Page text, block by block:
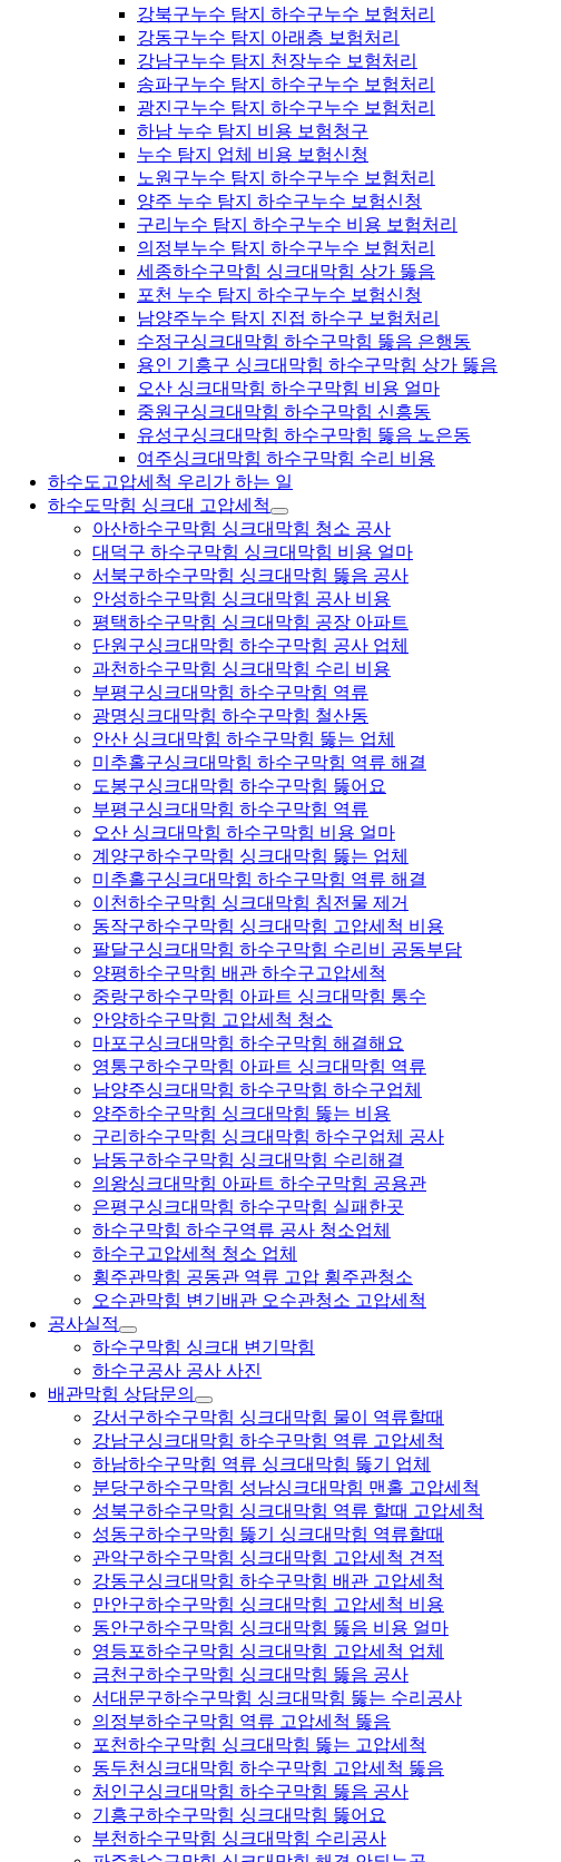
강북구누수 탐지 하수구누수 보험처리
강동구누수 탐지 아래층 보험처리
강남구누수 탐지 천장누수 보험처리
송파구누수 탐지 하수구누수 보험처리
광진구누수 탐지 하수구누수 보험처리
하남 누수 탐지 비용 보험청구
누수 탐지 업체 비용 보험신청
노원구누수 탐지 하수구누수 보험처리
양주 누수 탐지 하수구누수 보험신청
구리누수 탐지 하수구누수 비용 보험처리
의정부누수 탐지 하수구누수 보험처리
세종하수구막힘 싱크대막힘 상가 뚫음
포천 누수 탐지 하수구누수 보험신청
남양주누수 탐지 진접 하수구 보험처리
수정구싱크대막힘 하수구막힘 뚫음 은행동
용인 기흥구 싱크대막힘 하수구막힘 상가 뚫음
오산 싱크대막힘 하수구막힘 비용 얼마
중원구싱크대막힘 하수구막힘 신흥동
유성구싱크대막힘 하수구막힘 뚫음 노은동
여주싱크대막힘 하수구막힘 수리 비용
하수도고압세척 우리가 하는 일
하수도막힘 싱크대 고압세척
아산하수구막힘 싱크대막힘 청소 공사
대덕구 하수구막힘 싱크대막힘 비용 얼마
서북구하수구막힘 싱크대막힘 뚫음 공사
안성하수구막힘 싱크대막힘 공사 비용
평택하수구막힘 싱크대막힘 공장 아파트
단원구싱크대막힘 하수구막힘 공사 업체
과천하수구막힘 싱크대막힘 수리 비용
부평구싱크대막힘 하수구막힘 역류
광명싱크대막힘 하수구막힘 철산동
안산 싱크대막힘 하수구막힘 뚫는 업체
미추홀구싱크대막힘 하수구막힘 역류 해결
도봉구싱크대막힘 하수구막힘 뚫어요
부평구싱크대막힘 하수구막힘 역류
오산 싱크대막힘 하수구막힘 비용 얼마
계양구하수구막힘 싱크대막힘 뚫는 업체
미추홀구싱크대막힘 하수구막힘 역류 해결
이천하수구막힘 싱크대막힘 침전물 제거
동작구하수구막힘 싱크대막힘 고압세척 비용
팔달구싱크대막힘 하수구막힘 수리비 공동부담
양평하수구막힘 배관 하수구고압세척
중랑구하수구막힘 아파트 싱크대막힘 통수
안양하수구막힘 고압세척 청소
마포구싱크대막힘 하수구막힘 해결해요
영통구하수구막힘 아파트 싱크대막힘 역류
남양주싱크대막힘 하수구막힘 하수구업체
양주하수구막힘 싱크대막힘 뚫는 비용
구리하수구막힘 싱크대막힘 하수구업체 공사
남동구하수구막힘 싱크대막힘 수리해결
의왕싱크대막힘 아파트 하수구막힘 공용관
은평구싱크대막힘 하수구막힘 실패한곳
하수구막힘 하수구역류 공사 청소업체
하수구고압세척 청소 업체
횡주관막힘 공동관 역류 고압 횡주관청소
오수관막힘 변기배관 오수관청소 고압세척
공사실적
하수구막힘 싱크대 변기막힘
하수구공사 공사 사진
배관막힘 상담문의
강서구하수구막힘 싱크대막힘 물이 역류할때
강남구싱크대막힘 하수구막힘 역류 고압세척
하남하수구막힘 역류 싱크대막힘 뚫기 업체
분당구하수구막힘 성남싱크대막힘 맨홀 고압세척
성북구하수구막힘 싱크대막힘 역류 할때 고압세척
성동구하수구막힘 뚫기 싱크대막힘 역류할때
관악구하수구막힘 싱크대막힘 고압세척 견적
강동구싱크대막힘 하수구막힘 배관 고압세척
만안구하수구막힘 싱크대막힘 고압세척 비용
동안구하수구막힘 싱크대막힘 뚫음 비용 얼마
영등포하수구막힘 싱크대막힘 고압세척 업체
금천구하수구막힘 싱크대막힘 뚫음 공사
서대문구하수구막힘 싱크대막힘 뚫는 수리공사
의정부하수구막힘 역류 고압세척 뚫음
포천하수구막힘 싱크대막힘 뚫는 고압세척
동두천싱크대막힘 하수구막힘 고압세척 뚫음
처인구싱크대막힘 하수구막힘 뚫음 공사
기흥구하수구막힘 싱크대막힘 뚫어요
부천하수구막힘 싱크대막힘 수리공사